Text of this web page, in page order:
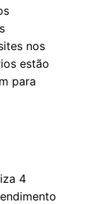
nos
estão
para
4